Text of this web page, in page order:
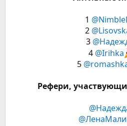
1
2
3
4 @Irihka
5
Рефери️,